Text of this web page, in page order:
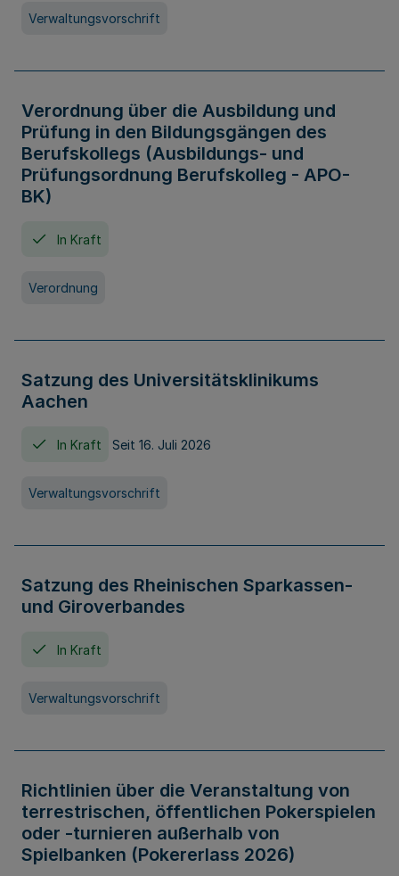
Verwaltungsvorschrift
Verordnung über die Ausbildung und
Prüfung in den Bildungsgängen des
Berufskollegs (Ausbildungs- und
Prüfungsordnung Berufskolleg - APO-
BK)
In Kraft
Verordnung
Satzung des Universitätsklinikums
Aachen
In Kraft Seit 16. Juli 2026
Verwaltungsvorschrift
Satzung des Rheinischen Sparkassen-
und Giroverbandes
In Kraft
Verwaltungsvorschrift
Richtlinien über die Veranstaltung von
terrestrischen, öffentlichen Pokerspielen
oder -turnieren außerhalb von
Spielbanken (Pokererlass 2026)